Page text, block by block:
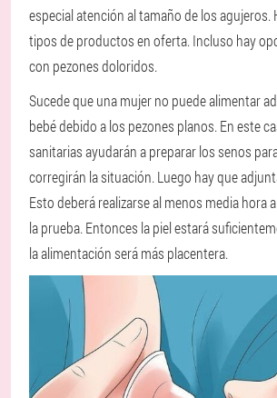
especial atención al tamaño de los agujeros.
tipos de productos en oferta. Incluso hay
con pezones doloridos.
Sucede que una mujer no puede alimentar
bebé debido a los pezones planos. En este
sanitarias ayudarán a preparar los senos
corregirán la situación. Luego hay que
Esto deberá realizarse al menos media hora
la prueba. Entonces la piel estará
la alimentación será más placentera.